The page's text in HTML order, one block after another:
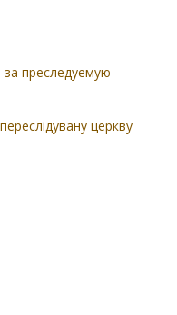
преследуемую
церкву